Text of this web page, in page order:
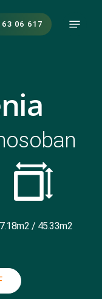
63 06 617
/ 45.33m2